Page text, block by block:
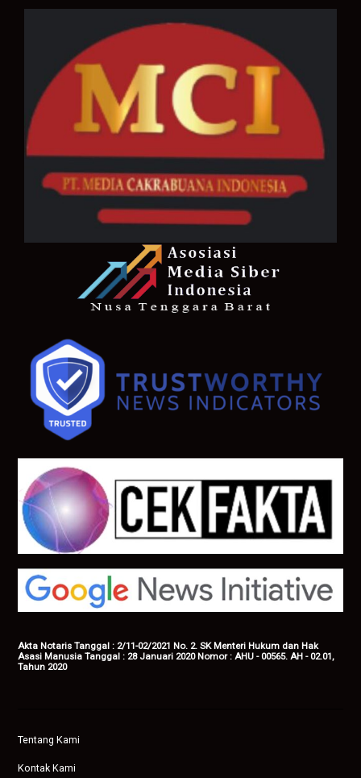
Akta Notaris Tanggal : 2/11-02/2021 No. 2. SK Menteri Hukum dan Hak
Asasi Manusia Tanggal : 28 Januari 2020 Nomor : AHU - 00565. AH - 02.01,
Tahun 2020
Tentang Kami
Kontak Kami